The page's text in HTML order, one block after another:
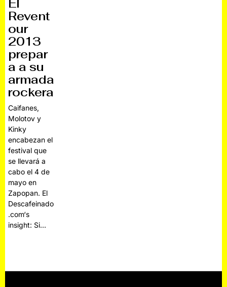
El
Revent
our
2013
prepar
a a su
armada
rockera
Caifanes,
Molotov y
Kinky
encabezan el
festival que
se llevará a
cabo el 4 de
mayo en
Zapopan. El
Descafeinado
.com‘s
insight: Si…